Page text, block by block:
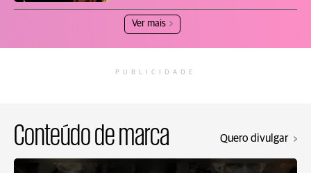
Ver mais
PUBLICIDADE
Conteúdo de marca Quero divulgar